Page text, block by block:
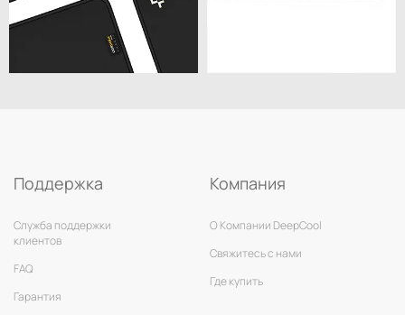
Поддержка
Служба поддержки
клиентов
FAQ
Гарантия
Компания
О Компании DeepCool
Свяжитесь с нами
Где купить